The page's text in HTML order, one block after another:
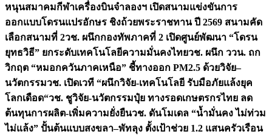
หนุนสมาคมกีฬาเครื่องบินจำลองฯ เปิดสนามแข่งขันการ
ออกแบบโดรนแปรอักษร ชิงถ้วยพระราชทาน ปี 2569 สนามคัด
เลือกสนามที่ 2วช. ผนึกกองทัพภาคที่ 2 เปิดศูนย์พัฒนา “โดรน
ยุทธวิธี” ยกระดับเทคโนโลยีความมั่นคงไทยวช. ผนึก ววน. ถก
วิกฤต “หมอกควันภาคเหนือ” ชี้ทางออก PM2.5 ด้วยวิจัย–
นวัตกรรมวช. เปิดเวที “ผนึกวิจัย-เทคโนโลยี รับมือภัยแล้งยุค
โลกเดือด“วช. ชูวิจัย-นวัตกรรมปุ๋ย ทางรอดเกษตรกรไทย ลด
ต้นทุนการผลิต-เพิ่มความยั่งยืนวช. ดันโมเดล “น้ำมั่นคง ไม่ท่วม
ไม่แล้ง” ปั้นต้นแบบสงขลา–พัทลุง ตั้งเป้าช่วย 1.2 แสนครัวเรือน